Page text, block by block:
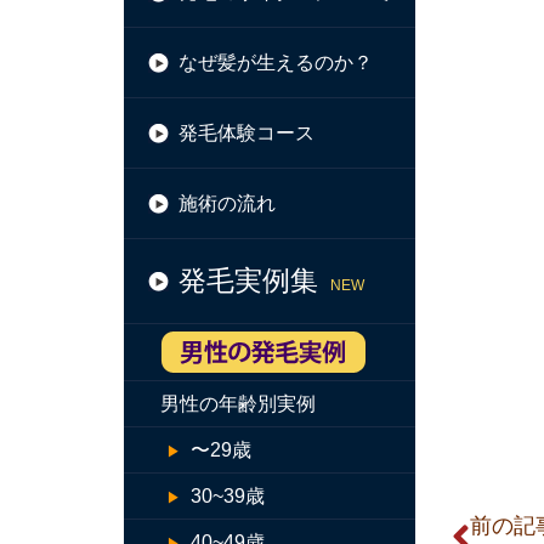
なぜ髪が生えるのか？
発毛体験コース
施術の流れ
発毛実例集 NEW
男性の年齢別実例
〜29歳
30~39歳
前の記